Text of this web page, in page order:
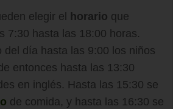
elegir el horario que
7:30 hasta las 18:00 horas.
del día hasta las 9:00 los niños
entonces hasta las 13:30
en inglés. Hasta las 15:30 se
de comida, y hasta las 16:30 se